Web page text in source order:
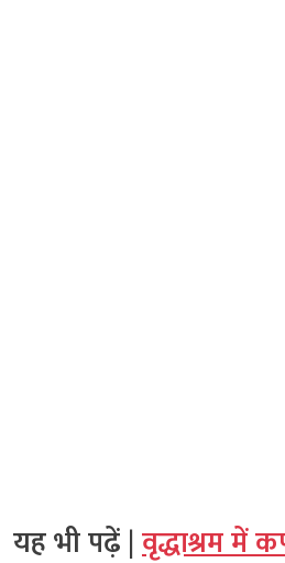
यह भी पढ़ें |वृद्धाश्रम में